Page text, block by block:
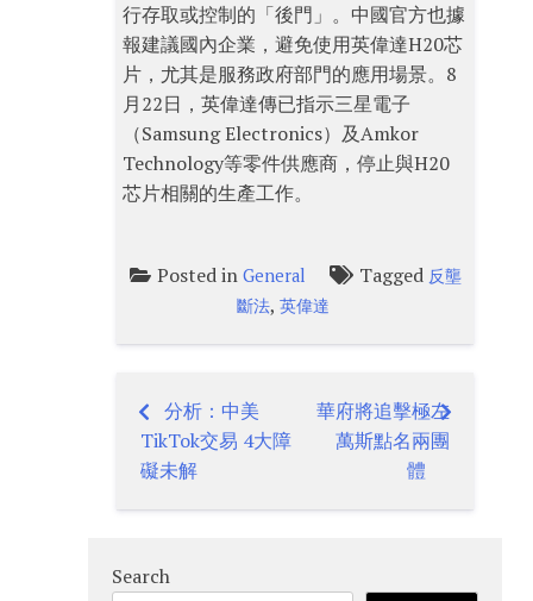
行存取或控制的「後門」。中國官方也據
報建議國內企業，避免使用英偉達H20芯
片，尤其是服務政府部門的應用場景。8
月22日，英偉達傳已指示三星電子
（Samsung Electronics）及Amkor
Technology等零件供應商，停止與H20
芯片相關的生產工作。
Posted in General Tagged 反壟
斷法,英偉達
Post
navigation
分析：中美
TikTok交易 4大障
礙未解
華府將追擊極左
萬斯點名兩團
體
Search